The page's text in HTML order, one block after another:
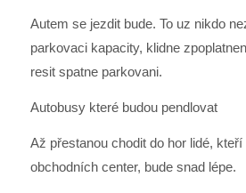
Autem se jezdit bude. To uz nikdo
parkovaci kapacity, klidne
resit spatne parkovani.
Autobusy které budou pendlovat
Až přestanou chodit do hor lidé,
obchodních center, bude snad lépe.